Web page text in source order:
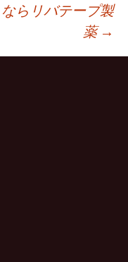
らリバテープ製
薬 →